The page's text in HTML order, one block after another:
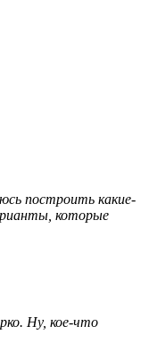
построить какие-
которые
Ну, кое-что